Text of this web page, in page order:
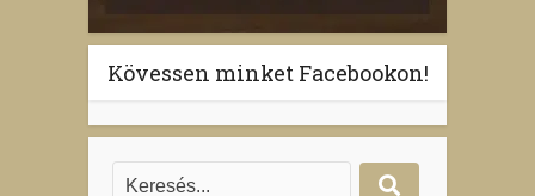
Kövessen minket Facebookon!